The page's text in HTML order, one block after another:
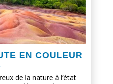
EN COULEUR
de la nature à l’état